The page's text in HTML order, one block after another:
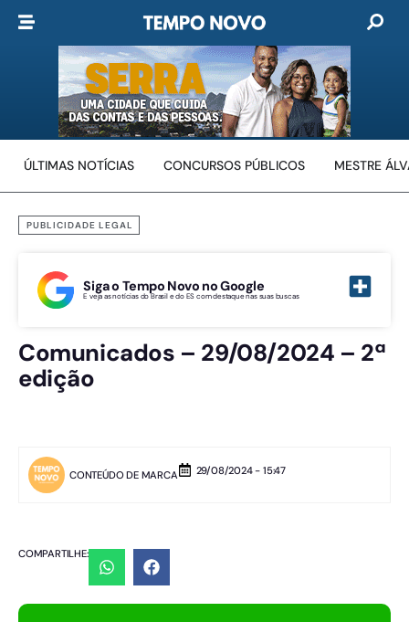
ÚLTIMAS NOTÍCIAS CONCURSOS PÚBLICOS MESTRE
PUBLICIDADE LEGAL
Siga o Tempo Novo no Google
E veja as notícias do Brasil e do ES com destaque nas suas buscas
Comunicados – 29/08/2024 – 2ª
edição
CONTEÚDO DE MARCA 29/08/2024 - 15:47
COMPARTILHE: